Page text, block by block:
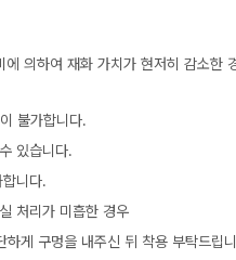
의하여 재화 가치가 현저히 감소한
불가합니다.
있습니다.
니다.
처리가 미흡한 경우
게 구멍을 내주신 뒤 착용 부탁드립